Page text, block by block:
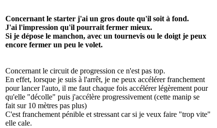
Concernant le starter j'ai un gros doute qu'il soit à fond.
J'ai l'impression qu'il pourrait fermer mieux.
Si je dépose le manchon, avec un tournevis ou le doigt je peux
encore fermer un peu le volet.
Concernant le circuit de progression ce n'est pas top.
En effet, lorsque je suis à l'arrêt, je ne peux accélérer franchement
pour lancer l'auto, il me faut chaque fois accélérer légèrement pour
qu'elle "décolle" puis j'accélère progressivement (cette manip se
fait sur 10 mètres pas plus)
C'est franchement pénible et stressant car si je veux faire "trop vite"
elle cale.